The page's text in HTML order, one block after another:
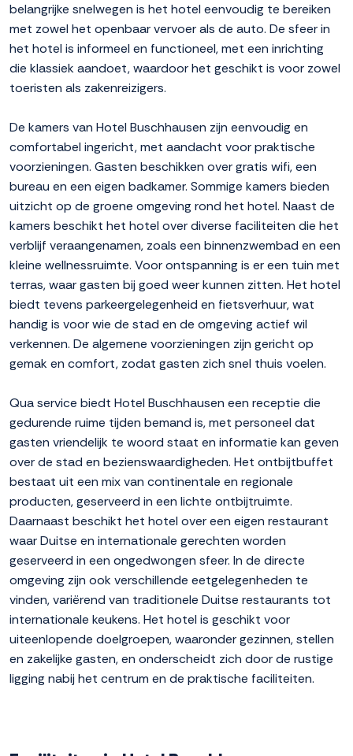
belangrijke snelwegen is het hotel eenvoudig te bereiken
met zowel het openbaar vervoer als de auto. De sfeer in
het hotel is informeel en functioneel, met een inrichting
die klassiek aandoet, waardoor het geschikt is voor zowel
toeristen als zakenreizigers.
De kamers van Hotel Buschhausen zijn eenvoudig en
comfortabel ingericht, met aandacht voor praktische
voorzieningen. Gasten beschikken over gratis wifi, een
bureau en een eigen badkamer. Sommige kamers bieden
uitzicht op de groene omgeving rond het hotel. Naast de
kamers beschikt het hotel over diverse faciliteiten die het
verblijf veraangenamen, zoals een binnenzwembad en een
kleine wellnessruimte. Voor ontspanning is er een tuin met
terras, waar gasten bij goed weer kunnen zitten. Het hotel
biedt tevens parkeergelegenheid en fietsverhuur, wat
handig is voor wie de stad en de omgeving actief wil
verkennen. De algemene voorzieningen zijn gericht op
gemak en comfort, zodat gasten zich snel thuis voelen.
Qua service biedt Hotel Buschhausen een receptie die
gedurende ruime tijden bemand is, met personeel dat
gasten vriendelijk te woord staat en informatie kan geven
over de stad en bezienswaardigheden. Het ontbijtbuffet
bestaat uit een mix van continentale en regionale
producten, geserveerd in een lichte ontbijtruimte.
Daarnaast beschikt het hotel over een eigen restaurant
waar Duitse en internationale gerechten worden
geserveerd in een ongedwongen sfeer. In de directe
omgeving zijn ook verschillende eetgelegenheden te
vinden, variërend van traditionele Duitse restaurants tot
internationale keukens. Het hotel is geschikt voor
uiteenlopende doelgroepen, waaronder gezinnen, stellen
en zakelijke gasten, en onderscheidt zich door de rustige
ligging nabij het centrum en de praktische faciliteiten.